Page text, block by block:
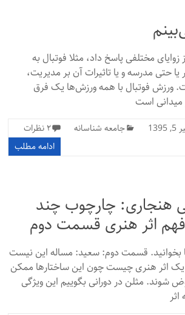
مختلفی پاسخ داد، مثلا فوتبال به
حتی مدرسه و یا تاثیرات آن بر مدیریت،
ورزش فوتبال با همه ورزش‌ها یک فرق
است
جامعه شناسانه
۲ نظرات
ادامه مطلب
هنجاری: چارچوب چند
فهم اثر هنری قسمت دوم
بخوانید. قسمت دوم: سعید: مساله این نیست
یک اثر هنری چیست چون این ساختارها ممکن
شوند. مثلن در دورانی بگوییم این ویژگی